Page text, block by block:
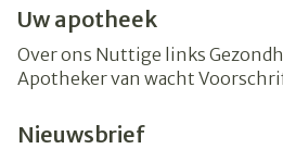
Uw apotheek
Over ons Nuttige links
Apotheker van wacht
Nieuwsbrief